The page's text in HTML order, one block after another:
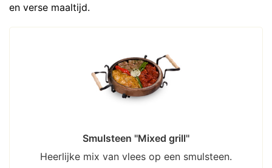
en verse maaltijd.
Smulsteen ''Mixed grill''
Heerlijke mix van vlees op een smulsteen.